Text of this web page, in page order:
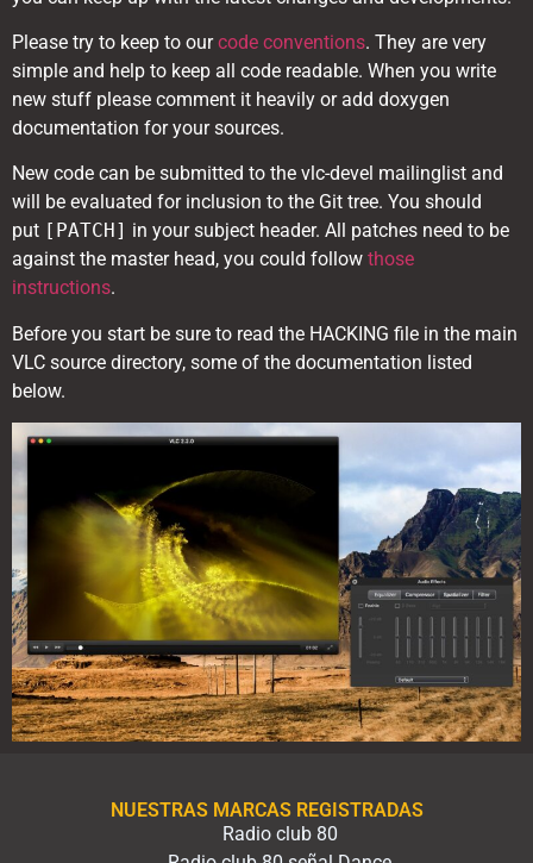
Please try to keep to ourcode conventions. They are very
simple and help to keep all code readable. When you write
new stuff please comment it heavily or add doxygen
documentation for your sources.
New code can be submitted to the vlc-devel mailinglist and
will be evaluated for inclusion to the Git tree. You should
put [PATCH] in your subject header. All patches need to be
against the master head, you could follow those
instructions.
Before you start be sure to read the HACKING file in the main
VLC source directory, some of the documentation listed
below.
NUESTRAS MARCAS REGISTRADAS
Radio club 80